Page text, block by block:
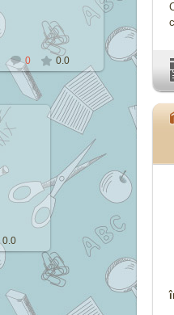
0 0.0
0.0